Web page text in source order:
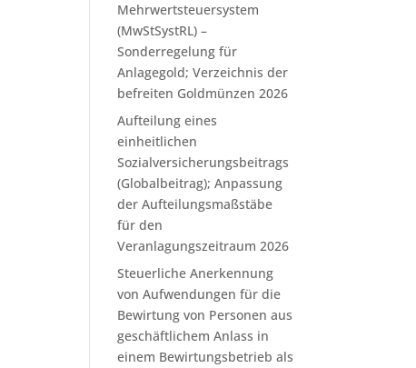
Mehrwertsteuersystem
(MwStSystRL) –
Sonderregelung für
Anlagegold; Verzeichnis der
befreiten Goldmünzen 2026
Aufteilung eines
einheitlichen
Sozialversicherungsbeitrags
(Globalbeitrag); Anpassung
der Aufteilungsmaßstäbe
für den
Veranlagungszeitraum 2026
Steuerliche Anerkennung
von Aufwendungen für die
Bewirtung von Personen aus
geschäftlichem Anlass in
einem Bewirtungsbetrieb als